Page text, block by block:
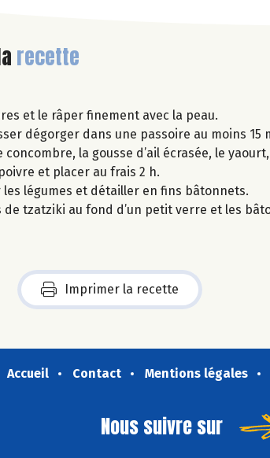
recette
et le râper finement avec la peau.
dégorger dans une passoire au moins 15
la gousse d’ail écrasée, le
et placer au frais 2 h.
légumes et détailler en fins bâtonnets.
de tzatziki au fond d’un petit verre et les
Imprimer la recette
Accueil Contact Mentions légales
Nous suivre sur